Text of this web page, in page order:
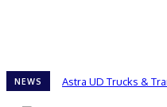
NEWS Astra UD Trucks &